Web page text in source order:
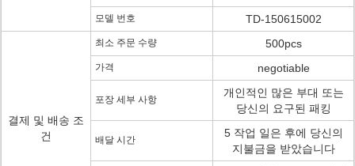
모델 번호 TD-150615002
결제 및 배송 조
건
최소 주문 수량 500pcs
가격 negotiable
포장 세부 사항
개인적인 많은 부대 또는
당신의 요구된 패킹
배달 시간
5 작업 일은 후에 당신의
지불금을 받았습니다